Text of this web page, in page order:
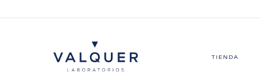
TIENDA